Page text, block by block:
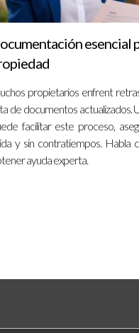
esencial
propietarios enfrent
de documentos actualizados.
facilitar este proceso,
y sin contratiempos. Habla
ayuda experta.